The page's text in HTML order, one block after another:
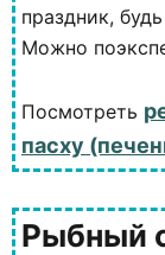
праздник,
Можно
Посмотреть
пасху
Рыбный